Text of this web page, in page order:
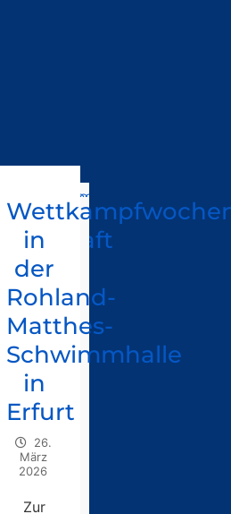
in
der
Rohland-
Matthes-
Schwimmhalle
in
Erfurt
26.
März
2026
Zur